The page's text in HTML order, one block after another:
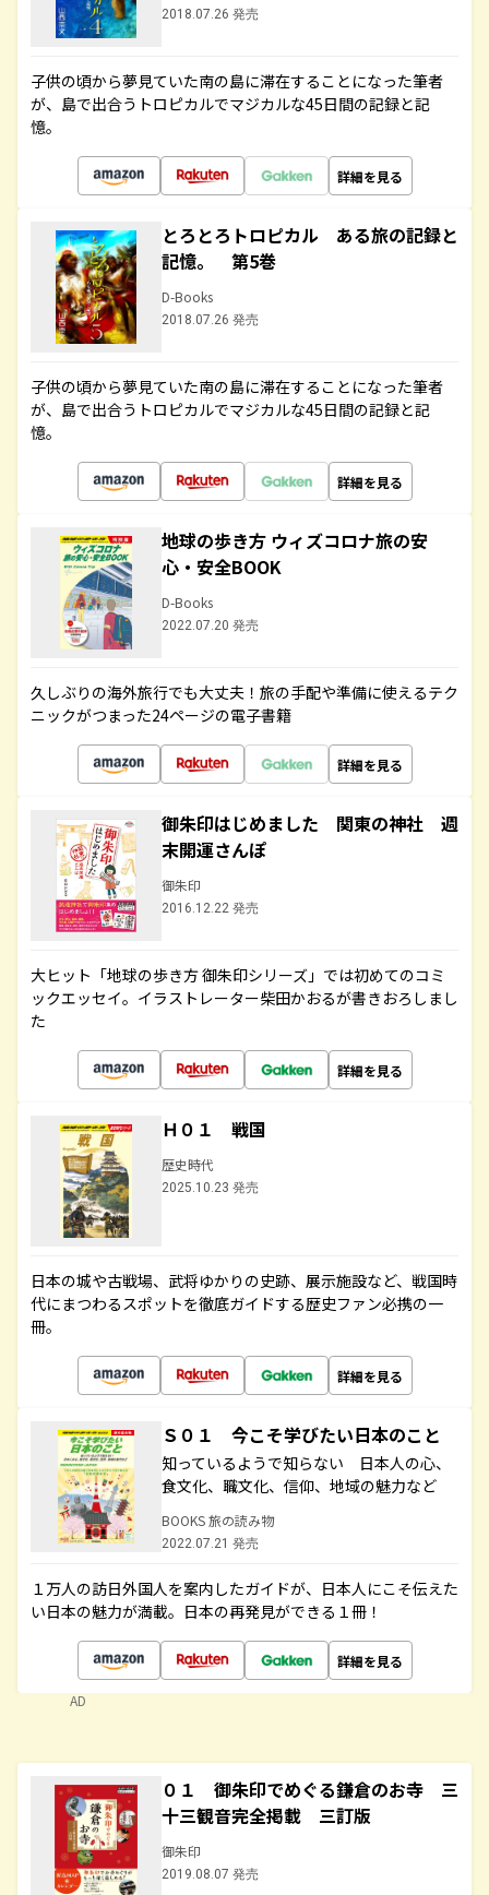
2018.07.26 発売
子供の頃から夢見ていた南の島に滞在することになった筆者
が、島で出合うトロピカルでマジカルな45日間の記録と記
憶。
詳細を見る
とろとろトロピカル ある旅の記録と
記憶。 第5巻
D-Books
2018.07.26 発売
子供の頃から夢見ていた南の島に滞在することになった筆者
が、島で出合うトロピカルでマジカルな45日間の記録と記
憶。
詳細を見る
地球の歩き方 ウィズコロナ旅の安
心・安全BOOK
D-Books
2022.07.20 発売
久しぶりの海外旅行でも大丈夫！旅の手配や準備に使えるテク
ニックがつまった24ページの電子書籍
詳細を見る
御朱印はじめました 関東の神社 週
末開運さんぽ
御朱印
2016.12.22 発売
大ヒット「地球の歩き方 御朱印シリーズ」では初めてのコミ
ックエッセイ。イラストレーター柴田かおるが書きおろしまし
た
詳細を見る
Ｈ０１ 戦国
歴史時代
2025.10.23 発売
日本の城や古戦場、武将ゆかりの史跡、展示施設など、戦国時
代にまつわるスポットを徹底ガイドする歴史ファン必携の一
冊。
詳細を見る
Ｓ０１ 今こそ学びたい日本のこと
知っているようで知らない 日本人の心、
食文化、職文化、信仰、地域の魅力など
BOOKS 旅の読み物
2022.07.21 発売
１万人の訪日外国人を案内したガイドが、日本人にこそ伝えた
い日本の魅力が満載。日本の再発見ができる１冊！
詳細を見る
AD
０１ 御朱印でめぐる鎌倉のお寺 三
十三観音完全掲載 三訂版
御朱印
2019.08.07 発売